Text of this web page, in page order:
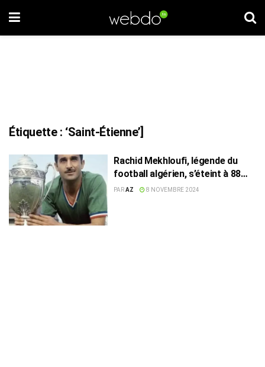
Étiquette : ‘Saint-Étienne’]
Rachid Mekhloufi, légende du
football algérien, s’éteint à 88
ans
PARAZ 8 NOVEMBRE 2024